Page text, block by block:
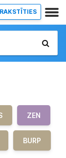
ZEN
BURP